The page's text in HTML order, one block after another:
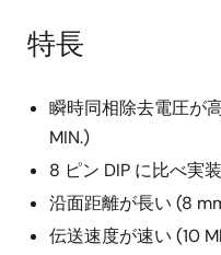
tree
menu
tree
menu
特長
瞬時同相除去電圧が
MIN.)
8 ピン DIP に比べ実
沿面距離が長い (8
伝送速度が速い (10